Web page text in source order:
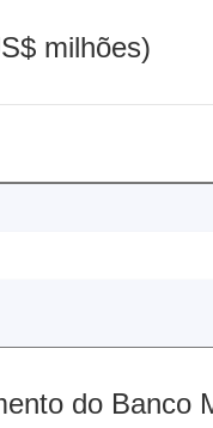
milhões)
do